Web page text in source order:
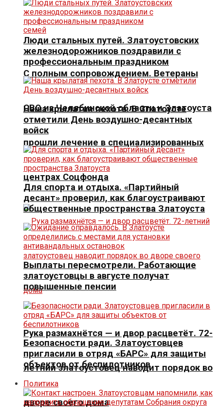
С полным сопровождением. Ветераны
СВО из Челябинской области и Златоуста
прошли лечение в специализированных
центрах Соцфонда
Рука размахнётся — и двор расцветёт. 72-
летний златоустовец наводит порядок во
дворе своего дома
Люди стальных путей. Златоустовских
железнодорожников поздравили с
профессиональным праздником
Наша крылатая пехота. В Златоусте
отметили День воздушно-десантных
войск
Для спорта и отдыха. «Партийный
десант» проверил, как благоустраивают
общественные пространства Златоуста
Выплаты пересмотрели. Работающие
златоустовцы в августе получат
повышенные пенсии
Безопасности ради. Златоустовцев
пригласили в отряд «БАРС» для защиты
объектов от беспилотников
Политика